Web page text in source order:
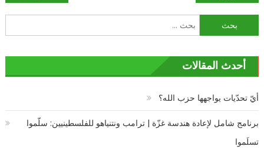
المقالات البحث
عن:
أحدث المقالات
أيّ تحدّيات يواجهها حزب الله؟
برنامج شامل لإعادة هندسة غزّة | ترامب ونتنياهو للفلسطينيين: سلّموا
تسلَموا